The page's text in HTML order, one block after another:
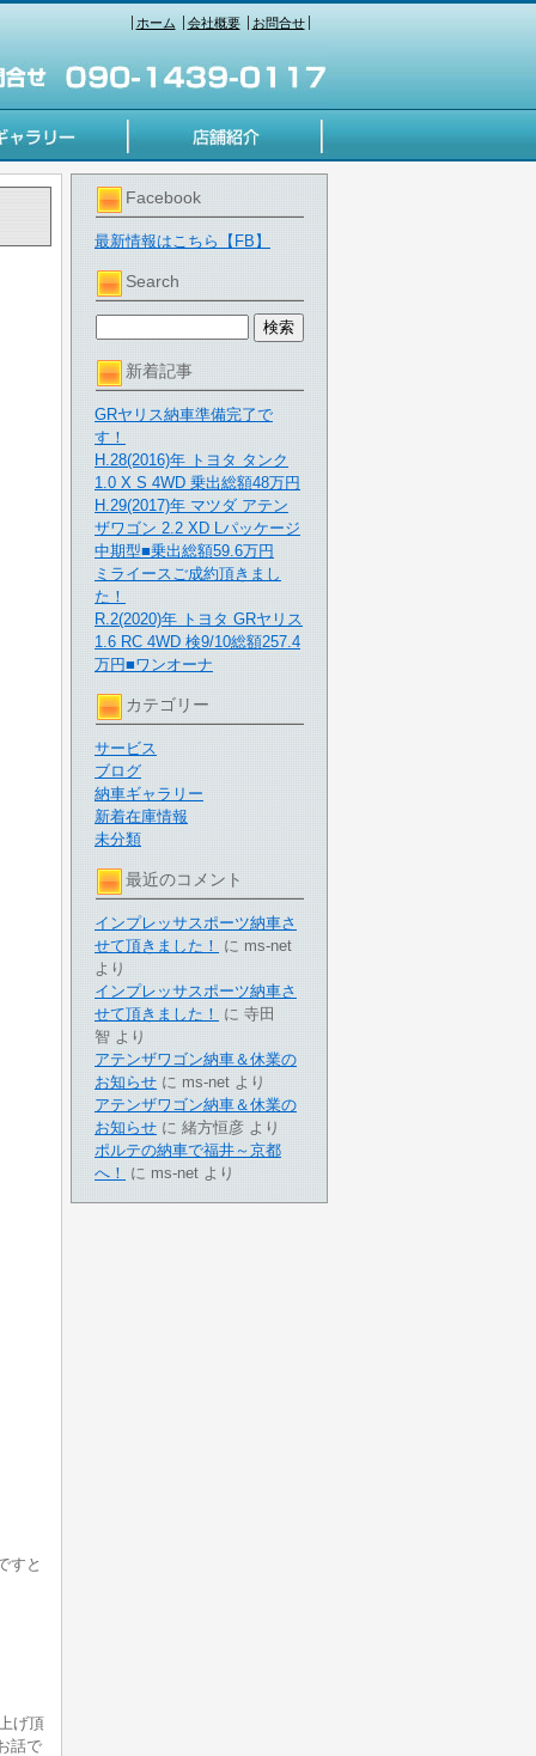
ホーム 会社概要 お問合せ
Facebook
最新情報はこちら【FB】
Search
新着記事
GRヤリス納車準備完了で
す！
H.28(2016)年 トヨタ タンク
1.0 X S 4WD 乗出総額48万円
H.29(2017)年 マツダ アテン
ザワゴン 2.2 XD Lパッケージ
中期型■乗出総額59.6万円
ミライースご成約頂きまし
た！
R.2(2020)年 トヨタ GRヤリス
1.6 RC 4WD 検9/10総額257.4
万円■ワンオーナ
カテゴリー
サービス
ブログ
納車ギャラリー
新着在庫情報
未分類
最近のコメント
インプレッサスポーツ納車さ
せて頂きました！
に ms-net
より
インプレッサスポーツ納車さ
せて頂きました！
に 寺田
智 より
アテンザワゴン納車＆休業の
お知らせ に ms-net より
アテンザワゴン納車＆休業の
お知らせ に 緒方恒彦 より
ポルテの納車で福井～京都
へ！
に ms-net より
すと
げ頂
話で